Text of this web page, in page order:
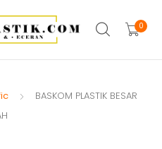
0
BASKOM PLASTIK BESAR